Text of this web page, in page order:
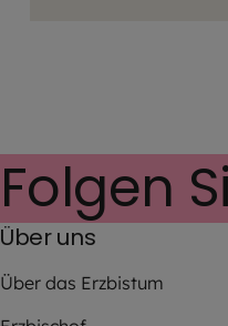
Folgen
Über uns
Über das Erzbistum